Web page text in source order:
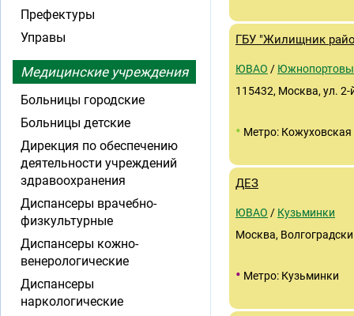
ГБУ "Жилищник
ЮВАО /
115432, Москва, ул.
• Метро: Кожуховская
ДЕЗ
ЮВАО / Кузьминки
Москва,
• Метро: Кузьминки
Префектуры
Управы
Медицинские учреждения
Больницы городские
Больницы детские
Дирекция по обеспечению
деятельности учреждений
здравоохранения
Диспансеры врачебно-
физкультурные
Диспансеры кожно-
венерологические
Диспансеры
наркологические